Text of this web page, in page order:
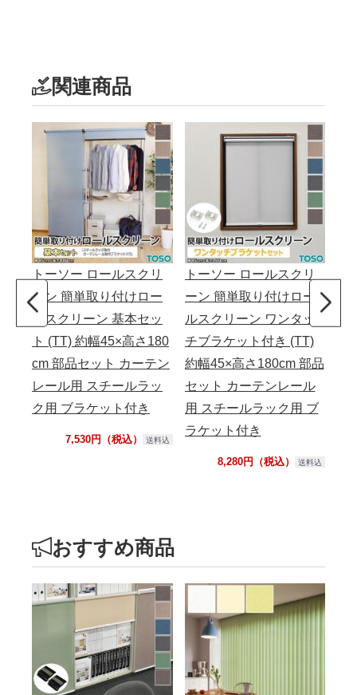
関連商品
トーソー ロールスクリ
ーン 簡単取り付けロー
ルスクリーン 基本セッ
ト (TT) 約幅45×高さ180
cm 部品セット カーテン
レール用 スチールラッ
ク用 ブラケット付き
7,530円（税込） 送料込
トーソー ロールスクリ
ーン 簡単取り付けロー
ルスクリーン ワンタッ
チブラケット付き (TT)
約幅45×高さ180cm 部品
セット カーテンレール
用 スチールラック用 ブ
ラケット付き
8,280円（税込） 送料込
おすすめ商品